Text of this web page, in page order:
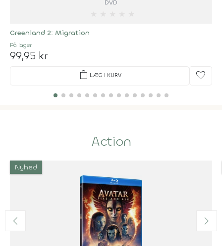
DVD
Greenland 2: Migration
På lager
99,95 kr
shopping_bag LÆG I KURV favorite
Action
Nyhed